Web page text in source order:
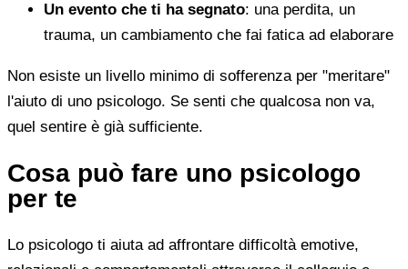
Un evento che ti ha segnato: una perdita, un
trauma, un cambiamento che fai fatica ad elaborare
Non esiste un livello minimo di sofferenza per "meritare"
l'aiuto di uno psicologo. Se senti che qualcosa non va,
quel sentire è già sufficiente.
Cosa può fare uno psicologo
per te
Lo psicologo ti aiuta ad affrontare difficoltà emotive,